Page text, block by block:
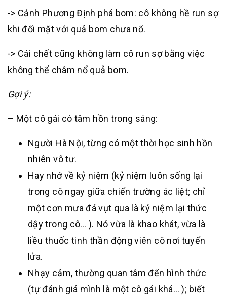
-> Cảnh Phương Định phá bom: cô không hề run sợ
khi đối mặt với quả bom chưa nổ.
-> Cái chết cũng không làm cô run sợ bằng việc
không thể châm nổ quả bom.
Gợi ý:
– Một cô gái có tâm hồn trong sáng:
Người Hà Nội, từng có một thời học sinh hồn
nhiên vô tư.
Hay nhớ về kỷ niệm (kỷ niệm luôn sống lại
trong cô ngay giữa chiến trường ác liệt; chỉ
một cơn mưa đá vụt qua là kỷ niệm lại thức
dậy trong cô… ). Nó vừa là khao khát, vừa là
liều thuốc tinh thần động viên cô nơi tuyến
lửa.
Nhạy cảm, thường quan tâm đến hình thức
(tự đánh giá mình là một cô gái khá… ); biết